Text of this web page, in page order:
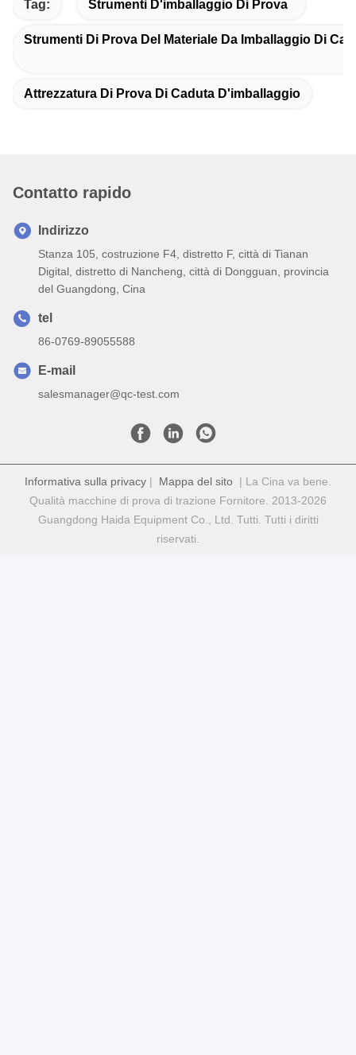
Tag: Strumenti D'imballaggio Di Prova
Strumenti Di Prova Del Materiale Da Imballaggio Di
Attrezzatura Di Prova Di Caduta D'imballaggio
Contatto rapido
Indirizzo
Stanza 105, costruzione F4, distretto F, città di Tianan
Digital, distretto di Nancheng, città di Dongguan, provincia
del Guangdong, Cina
tel
86-0769-89055588
E-mail
salesmanager@qc-test.com
Informativa sulla privacy | Mappa del sito | La Cina va bene.
Qualità macchine di prova di trazione Fornitore. 2013-2026
Guangdong Haida Equipment Co., Ltd. Tutti. Tutti i diritti
riservati.